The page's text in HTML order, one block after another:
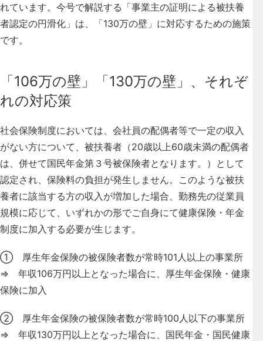
れています。今号で解説する「事業主の証明による被扶養
者認定の円滑化」は、「130万の壁」に対応するための施策
です。
「106万の壁」「130万の壁」、それぞ
れの対応策
社会保険制度においては、会社員の配偶者等で一定の収入
がない方について、被扶養者（20歳以上60歳未満の配偶者
は、併せて国民年金第３号被保険者となります。）として
認定され、保険料の負担が発生しません。このような被扶
養者に該当する方の収入が増加した場合、勤務先の従業員
規模に応じて、いずれかの形でご自身にて健康保険・年金
制度に加入する必要が生じます。
① 厚生年金保険の被保険者数が常時101人以上の事業所
⇒ 年収106万円以上となった場合に、厚生年金保険・健康
保険に加入
② 厚生年金保険の被保険者数が常時100人以下の事業所
⇒ 年収130万円以上となった場合に、国民年金・国民健康